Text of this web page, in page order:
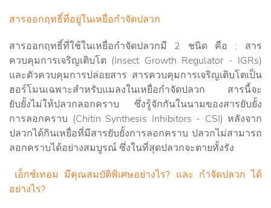
สารออกฤทธิ์ที่อยู่ในเหยื่อกำจัดปลวก
สารออกฤทธิ์ที่ใช้ในเหยื่อกำจัดปลวกมี 2 ชนิด คือ : สาร
ควบคุมการเจริญเติบโต (Insect Growth Regulator - IGRs)
และตัวควบคุมการปล่อยสาร สารควบคุมการเจริญเติบโตเป็น
ฮอร์โมนเฉพาะสำหรับแมลงในเหยื่อกำจัดปลวก สารนี้จะ
ยับยั้งไม่ให้ปลวกลอกคราบ ซึ่งรู้จักกันในนามของสารยับยั้ง
การลอกคราบ (Chitin Synthesis Inhibitors - CSI) หลังจาก
ปลวกได้กินเหยื่อที่มีสารยับยั้งการลอกคราบ ปลวกไม่สามารถ
ลอกคราบได้อย่างสมบูรณ์ ซึ่งในที่สุดปลวกจะตายทั้งรัง
เอ็กซ์เทอม มีคุณสมบัติพิเศษอย่างไร? และ กำจัดปลวก ได้
อย่างไร?